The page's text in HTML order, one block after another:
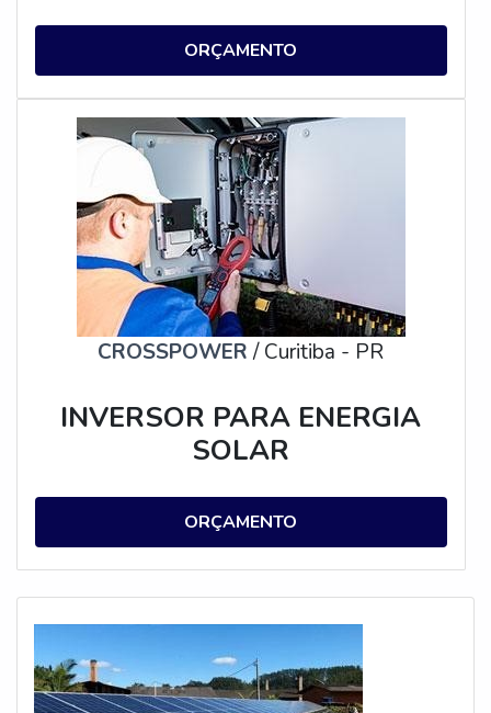
ORÇAMENTO
CROSSPOWER/ Curitiba - PR
INVERSOR PARA ENERGIA
SOLAR
ORÇAMENTO